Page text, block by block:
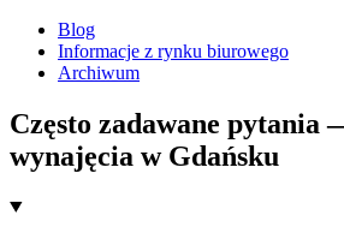
Blog
Informacje z rynku biurowego
Archiwum
Często zadawane pytania
wynajęcia w Gdańsku